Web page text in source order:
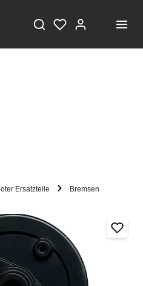
Ersatzteile Bremsen